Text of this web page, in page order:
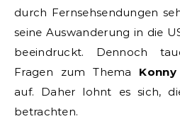
durch Fernsehsendungen
seine Auswanderung in die
beeindruckt. Dennoch
Fragen zum Thema
auf. Daher lohnt es sich,
betrachten.